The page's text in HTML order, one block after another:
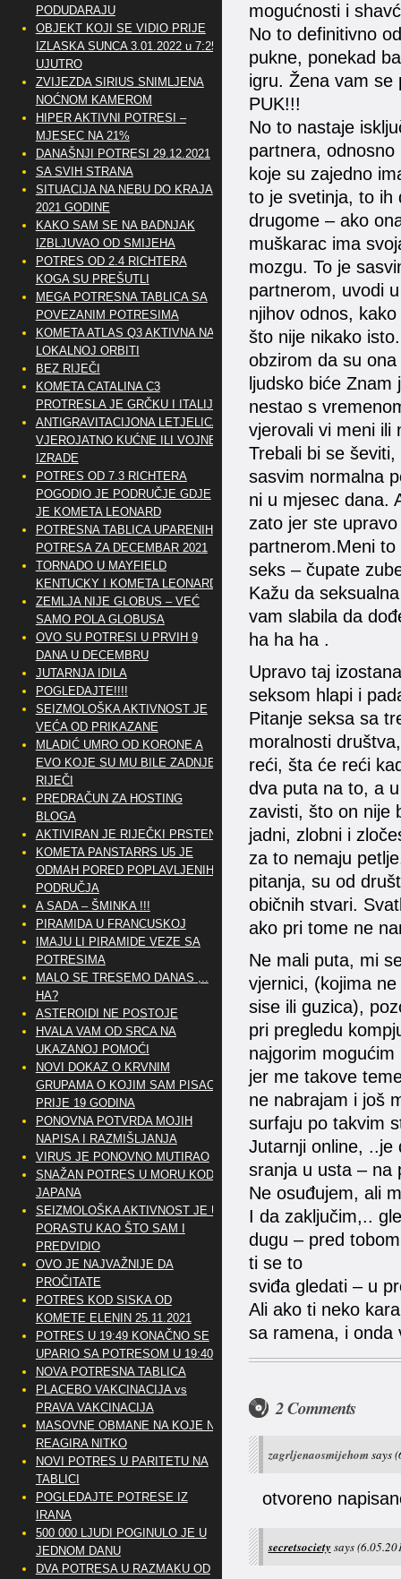
mogućnosti i
No to definitivno
pukne, ponekad
igru. Žena vam se
PUK!!!
No to nastaje
partnera,
koje su zajedno
to je svetinja, to ih
drugome – ako
muškarac ima
mozgu. To je
partnerom, uvodi
njihov odnos,
što nije nikako
obzirom da su
ljudsko biće
nestao s
vjerovali vi meni ili
Trebali bi se
sasvim normalna
ni u mjesec dana.
zato jer ste
partnerom.Meni
seks – čupate
Kažu da
vam slabila da
ha ha ha .
Upravo taj
seksom hlapi i
Pitanje seksa sa
moralnosti
reći, šta će reći
dva puta na to, a
zavisti, što on nije
jadni, zlobni i
za to nemaju
pitanja, su od
običnih stvari.
ako pri tome ne
Ne mali puta, mi
vjernici, (kojima
sise ili guzica),
pri pregledu
najgorim
jer me takove
ne nabrajam i još
surfaju po takvim
Jutarnji online, ..je
sranja u usta – na
Ne osuđujem, ali
I da zaključim,..
dugu – pred
ti se to
sviđa gledati – u
Ali ako ti neko
sa ramena, i onda
2 Comments
zagrljenaosmijehom says
otvoreno
secretsociety says
PODUDARAJU
OBJEKT KOJI SE VIDIO PRIJE
IZLASKA SUNCA 3.01.2022 u 7:25
UJUTRO
ZVIJEZDA SIRIUS SNIMLJENA
NOĆNOM KAMEROM
HIPER AKTIVNI POTRESI –
MJESEC NA 21%
DANAŠNJI POTRESI 29.12.2021
SA SVIH STRANA
SITUACIJA NA NEBU DO KRAJA
2021 GODINE
KAKO SAM SE NA BADNJAK
IZBLJUVAO OD SMIJEHA
POTRES OD 2.4 RICHTERA
KOGA SU PREŠUTLI
MEGA POTRESNA TABLICA SA
POVEZANIM POTRESIMA
KOMETA ATLAS Q3 AKTIVNA NA
LOKALNOJ ORBITI
BEZ RIJEČI
KOMETA CATALINA C3
PROTRESLA JE GRČKU I ITALIJU
ANTIGRAVITACIJONA LETJELICA
VJEROJATNO KUĆNE ILI VOJNE
IZRADE
POTRES OD 7.3 RICHTERA
POGODIO JE PODRUČJE GDJE
JE KOMETA LEONARD
POTRESNA TABLICA UPARENIH
POTRESA ZA DECEMBAR 2021
TORNADO U MAYFIELD
KENTUCKY I KOMETA LEONARD
ZEMLJA NIJE GLOBUS – VEĆ
SAMO POLA GLOBUSA
OVO SU POTRESI U PRVIH 9
DANA U DECEMBRU
JUTARNJA IDILA
POGLEDAJTE!!!!
SEIZMOLOŠKA AKTIVNOST JE
VEĆA OD PRIKAZANE
MLADIĆ UMRO OD KORONE A
EVO KOJE SU MU BILE ZADNJE
RIJEČI
PREDRAČUN ZA HOSTING
BLOGA
AKTIVIRAN JE RIJEČKI PRSTEN
KOMETA PANSTARRS U5 JE
ODMAH PORED POPLAVLJENIH
PODRUČJA
A SADA – ŠMINKA !!!
PIRAMIDA U FRANCUSKOJ
IMAJU LI PIRAMIDE VEZE SA
POTRESIMA
MALO SE TRESEMO DANAS ,..
HA?
ASTEROIDI NE POSTOJE
HVALA VAM OD SRCA NA
UKAZANOJ POMOĆI
NOVI DOKAZ O KRVNIM
GRUPAMA O KOJIM SAM PISAO
PRIJE 19 GODINA
PONOVNA POTVRDA MOJIH
NAPISA I RAZMIŠLJANJA
VIRUS JE PONOVNO MUTIRAO
SNAŽAN POTRES U MORU KOD
JAPANA
SEIZMOLOŠKA AKTIVNOST JE U
PORASTU KAO ŠTO SAM I
PREDVIDIO
OVO JE NAJVAŽNIJE DA
PROČITATE
POTRES KOD SISKA OD
KOMETE ELENIN 25.11.2021
POTRES U 19:49 KONAČNO SE
UPARIO SA POTRESOM U 19:40
NOVA POTRESNA TABLICA
PLACEBO VAKCINACIJA vs
PRAVA VAKCINACIJA
MASOVNE OBMANE NA KOJE NE
REAGIRA NITKO
NOVI POTRES U PARITETU NA
TABLICI
POGLEDAJTE POTRESE IZ
IRANA
500 000 LJUDI POGINULO JE U
JEDNOM DANU
DVA POTRESA U RAZMAKU OD